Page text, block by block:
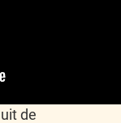
de